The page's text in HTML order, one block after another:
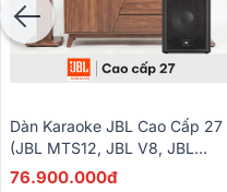
Dàn Karaoke JBL Cao Cấp 27
(JBL MTS12, JBL V8, JBL
KX190, JBL IRX115S, JBL
76.900.000đ